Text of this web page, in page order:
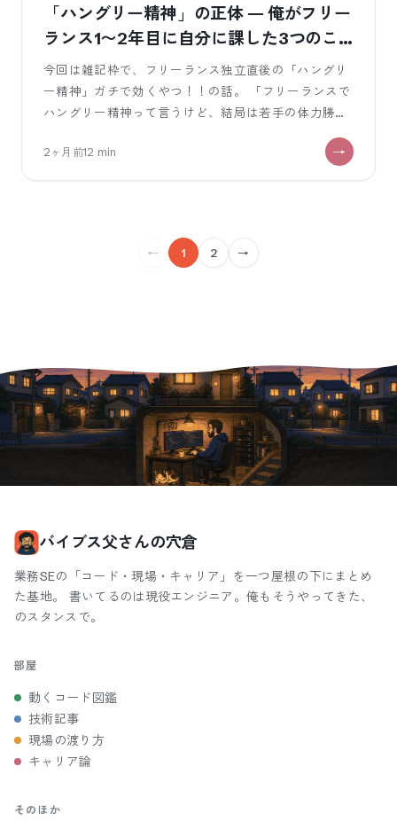
「ハングリー精神」の正体 — 俺がフリー
ランス1〜2年目に自分に課した3つのこ
と
今回は雑記枠で、フリーランス独立直後の「ハングリ
ー精神」ガチで効くやつ！！の話。 「フリーランスで
ハングリー精神って言うけど、結局は若手の体力勝負
2ヶ月前12 min
← 1 2 →
バイブス父さんの穴倉
業務SEの「コード・現場・キャリア」を一つ屋根の下にまとめ
た基地。 書いてるのは現役エンジニア。俺もそうやってきた、
のスタンスで。
部屋
動くコード図鑑
技術記事
現場の渡り方
キャリア論
そのほか